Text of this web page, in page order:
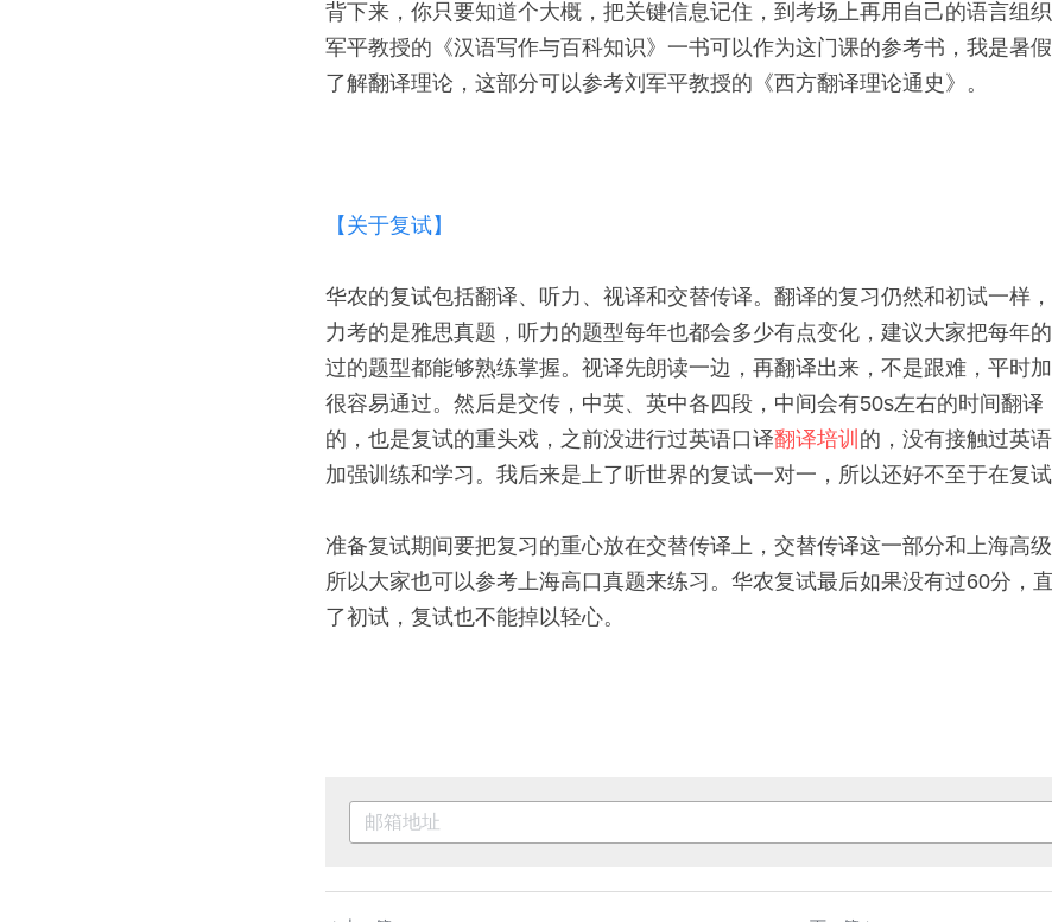
背下来，你只要知道个大概，把关键信息记住，到考场上再用自己的语言组
军平教授的《汉语写作与百科知识》一书可以作为这门课的参考书，我是暑
了解翻译理论，这部分可以参考刘军平教授的《西方翻译理论通史》。
【关于复试】
华农的复试包括翻译、听力、视译和交替传译。翻译的复习仍然和初试一样
力考的是雅思真题，听力的题型每年也都会多少有点变化，建议大家把每年
过的题型都能够熟练掌握。视译先朗读一边，再翻译出来，不是跟难，平时
很容易通过。然后是交传，中英、英中各四段，中间会有50s左右的时间翻译
的，也是复试的重头戏，之前没进行过英语口译翻译培训 的，没有接触过英
加强训练和学习。我后来是上了听世界的复试一对一，所以还好不至于在复
准备复试期间要把复习的重心放在交替传译上， 交替传译这一部分和上海高
所以大家也可以参考上海高口真题来练习。华农复试最后如果没有过60分，
了初试，复试也不能掉以轻心。